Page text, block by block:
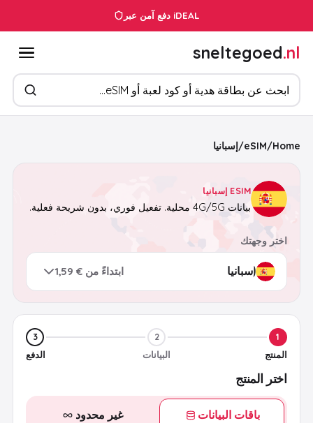
دفع آمن عبر iDEAL
sneltegoed.nl
ابحث عن المنتجات
Home
/
eSIM
/إسبانيا
ESIM إسبانيا
بيانات 4G/5G محلية. تفعيل فوري، بدون شريحة فعلية.
اختر وجهتك
ابتداءً من € 1,59
1
المنتج
2
البيانات
3
الدفع
اختر المنتج
باقات البيانات غير محدود